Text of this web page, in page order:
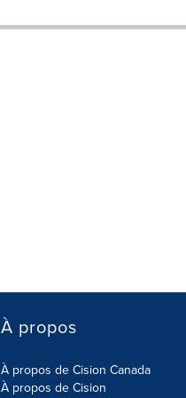
À propos
À propos de Cision Canada
À propos de Cision